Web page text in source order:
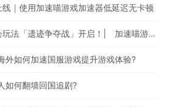
线｜使用加速喵游戏加速器低延迟无卡顿
《使魔计划》全新公会玩法「遗迹争夺战」开启！| 加速喵游戏加速快人一步
外如何加速国服游戏提升游戏体验?
如何翻墙回国追剧?